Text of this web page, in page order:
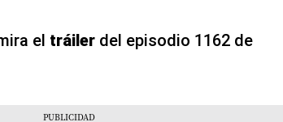
el tráilerdel episodio 1162 de